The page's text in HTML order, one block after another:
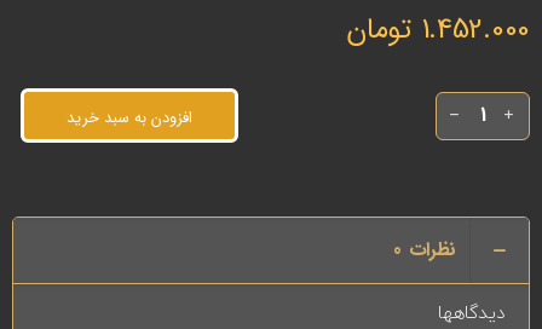
1.452.000 تومان
افزودن به سبد خرید
نظرات 0
دیدگاهها